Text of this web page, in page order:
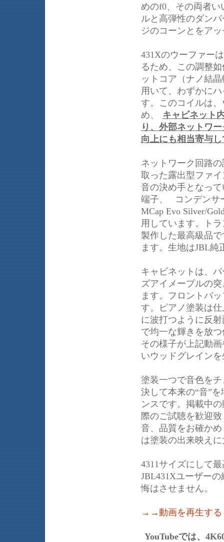
めのf0、その両者い
ルと高弾性のダン
ジのコーンとをア
431Xのウーファー
るため、この調整
ットコア（ナノ結
用いて、わずかに
す。このコイルは
め、
キャビネット
り、外部ネットワ
向上にも相当寄与
ネットワーク回路
取った露出型ファ
音の決め手となっ
端子、
コンデンサ
MCap Evo Silver/
用しています。ト
製作した最高級品
ます。生地はJBL純
キャビネットは、
ズアイメープルの
ます。フロントバ
す。ピアノ塗装は
に波打つように反
で均一な輝きを放
その様子が上記動
いウッドグレイン
塗装一つで音色を
決して本来の“音”
ンスです。掲載中
際のご試聴を歓迎
音、品質をお確か
は塗装の出来映え
4311サイズにして
JBL431Xユーザー
悔はさせません。
→→動画を再生す
YouTubeでは、